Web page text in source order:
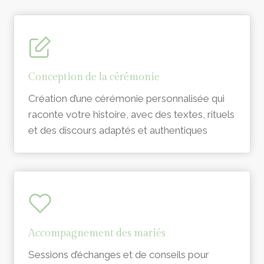
Conception de la cérémonie
Création d’une cérémonie personnalisée qui
raconte votre histoire, avec des textes, rituels
et des discours adaptés et authentiques
Accompagnement des mariés
Sessions d’échanges et de conseils pour